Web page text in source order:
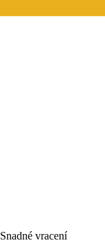
Snadné vracení